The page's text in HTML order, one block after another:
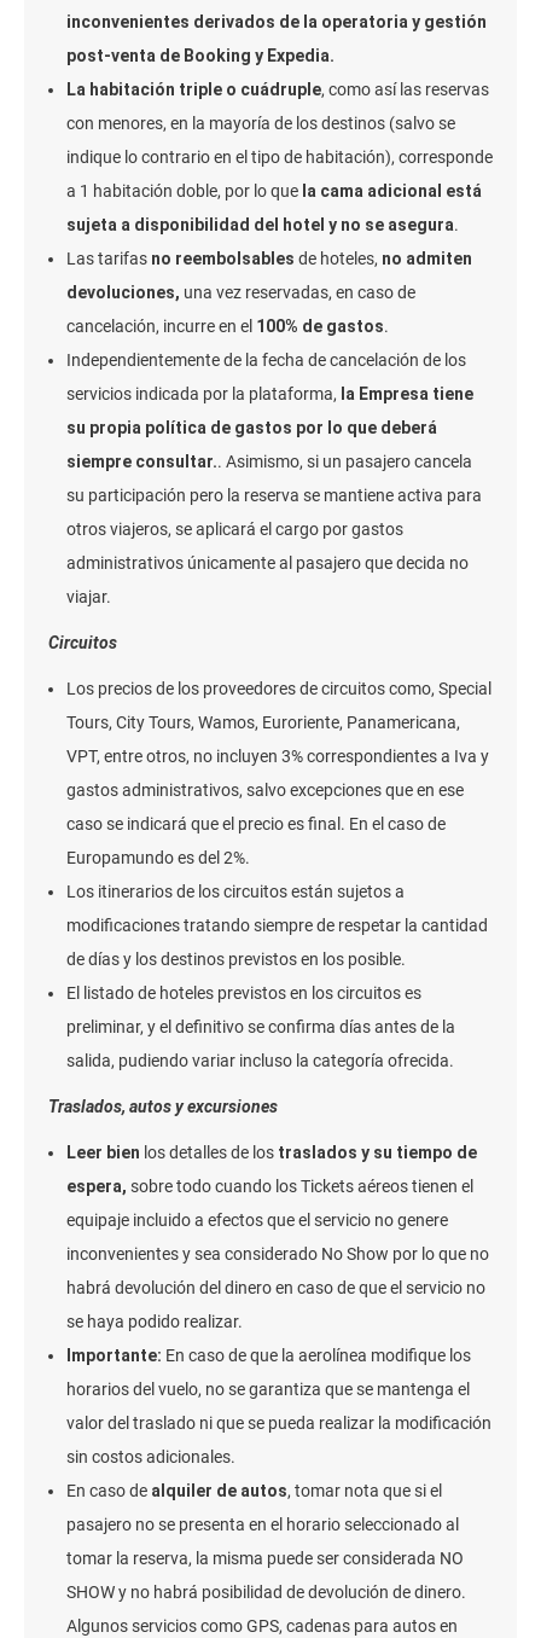
inconvenientes derivados de la operatoria y gestión
post-venta de Booking y Expedia.
La habitación triple o cuádruple, como así las reservas
con menores, en la mayoría de los destinos (salvo se
indique lo contrario en el tipo de habitación), corresponde
a 1 habitación doble, por lo que la cama adicional está
sujeta a disponibilidad del hotel y no se asegura.
Las tarifas no reembolsables de hoteles, no admiten
devoluciones, una vez reservadas, en caso de
cancelación, incurre en el 100% de gastos.
Independientemente de la fecha de cancelación de los
servicios indicada por la plataforma, la Empresa tiene
su propia política de gastos por lo que deberá
siempre consultar.. Asimismo, si un pasajero cancela
su participación pero la reserva se mantiene activa para
otros viajeros, se aplicará el cargo por gastos
administrativos únicamente al pasajero que decida no
viajar.
Circuitos
Los precios de los proveedores de circuitos como, Special
Tours, City Tours, Wamos, Euroriente, Panamericana,
VPT, entre otros, no incluyen 3% correspondientes a Iva y
gastos administrativos, salvo excepciones que en ese
caso se indicará que el precio es final. En el caso de
Europamundo es del 2%.
Los itinerarios de los circuitos están sujetos a
modificaciones tratando siempre de respetar la cantidad
de días y los destinos previstos en los posible.
El listado de hoteles previstos en los circuitos es
preliminar, y el definitivo se confirma días antes de la
salida, pudiendo variar incluso la categoría ofrecida.
Traslados, autos y excursiones
Leer bien los detalles de los traslados y su tiempo de
espera, sobre todo cuando los Tickets aéreos tienen el
equipaje incluido a efectos que el servicio no genere
inconvenientes y sea considerado No Show por lo que no
habrá devolución del dinero en caso de que el servicio no
se haya podido realizar.
Importante: En caso de que la aerolínea modifique los
horarios del vuelo, no se garantiza que se mantenga el
valor del traslado ni que se pueda realizar la modificación
sin costos adicionales.
En caso de alquiler de autos, tomar nota que si el
pasajero no se presenta en el horario seleccionado al
tomar la reserva, la misma puede ser considerada NO
SHOW y no habrá posibilidad de devolución de dinero.
Algunos servicios como GPS, cadenas para autos en